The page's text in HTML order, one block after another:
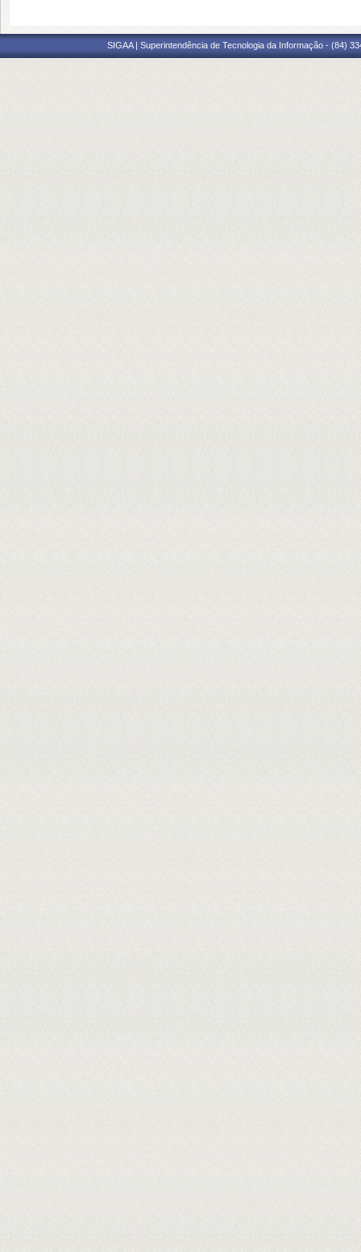
SIGAA | Superintendência de Tecnologia da Informação - (84)